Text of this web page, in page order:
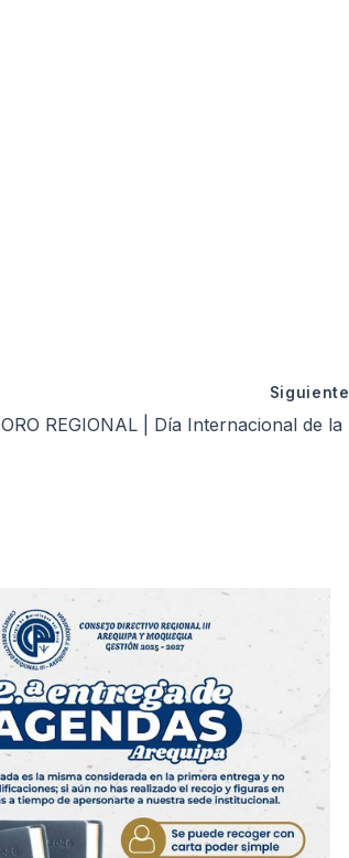
Siguiente
FORO REGIONAL | Día Internacional de la Eliminación de la Violencia contra la Mujer